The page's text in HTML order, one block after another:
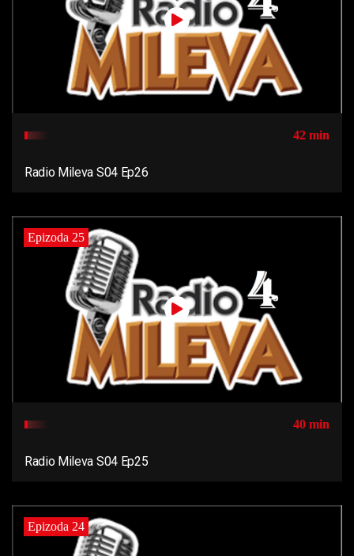
42 min
Radio Mileva S04 Ep26
Epizoda 25
40 min
Radio Mileva S04 Ep25
Epizoda 24